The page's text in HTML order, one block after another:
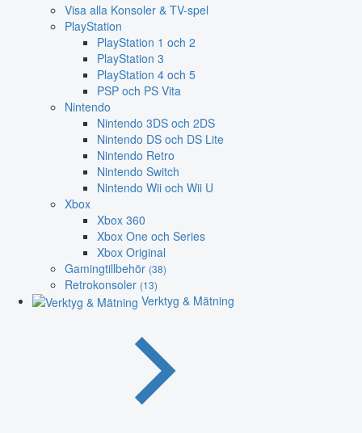
Visa alla Konsoler & TV-spel
PlayStation
PlayStation 1 och 2
PlayStation 3
PlayStation 4 och 5
PSP och PS Vita
Nintendo
Nintendo 3DS och 2DS
Nintendo DS och DS Lite
Nintendo Retro
Nintendo Switch
Nintendo Wii och Wii U
Xbox
Xbox 360
Xbox One och Series
Xbox Original
Gamingtillbehör (38)
Retrokonsoler (13)
Verktyg & Mätning